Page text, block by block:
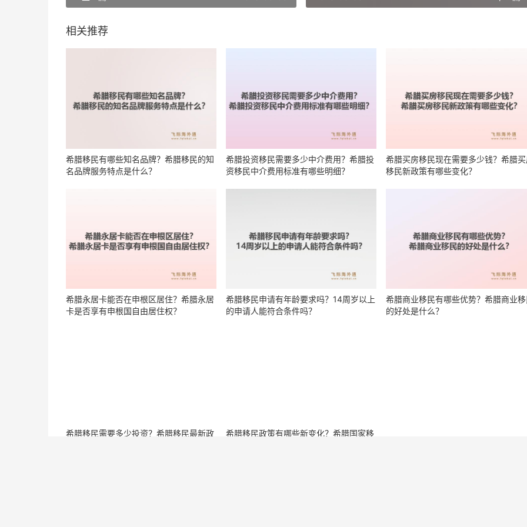
相关推荐
希腊移民有哪些知名品牌？希腊移民的知
名品牌服务特点是什么？
希腊投资移民需要多少中介费用？希腊投
资移民中介费用标准有哪些明细？
希腊买房移民现在需要多少钱？希腊
移民新政策有哪些变化？
希腊永居卡能否在申根区居住？希腊永居
卡是否享有申根国自由居住权？
希腊移民申请有年龄要求吗？14周岁以上
的申请人能符合条件吗？
希腊商业移民有哪些优势？希腊商业
的好处是什么？
希腊移民需要多少投资？希腊移民最新政
希腊移民政策有哪些新变化？希腊国家移